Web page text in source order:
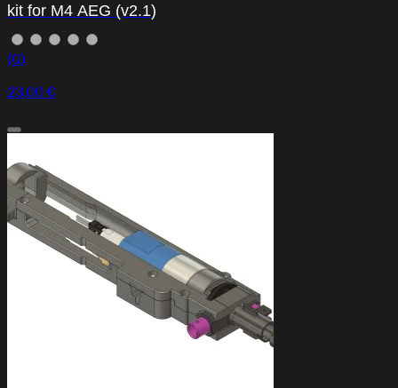
kit for M4 AEG (v2.1)
(0)
23,00 €